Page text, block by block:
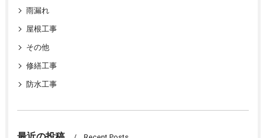
雨漏れ
屋根工事
その他
修繕工事
防水工事